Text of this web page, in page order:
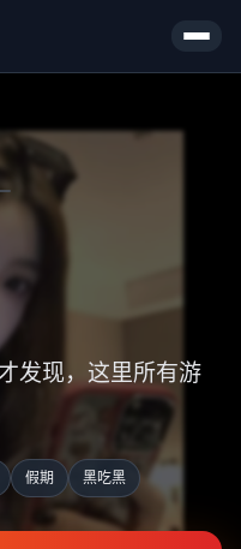
发现，这里所有游
假期 黑吃黑